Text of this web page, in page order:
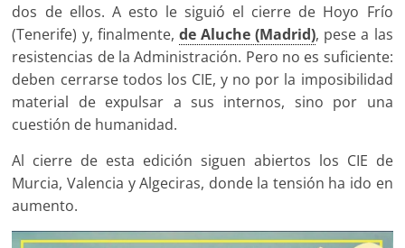
dos de ellos. A esto le siguió el cierre de Hoyo Frío
(Tenerife) y, finalmente, de Aluche (Madrid), pese a las
resistencias de la Administración. Pero no es suficiente:
deben cerrarse todos los CIE, y no por la imposibilidad
material de expulsar a sus internos, sino por una
cuestión de humanidad.
Al cierre de esta edición siguen abiertos los CIE de
Murcia, Valencia y Algeciras, donde la tensión ha ido en
aumento.